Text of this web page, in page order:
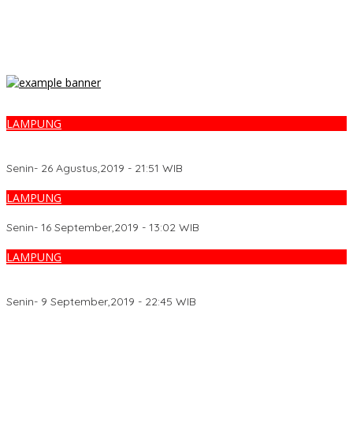
LAMPUNG
Senin- 26 Agustus,2019 - 21:51 WIB
LAMPUNG
Senin- 16 September,2019 - 13:02 WIB
LAMPUNG
Senin- 9 September,2019 - 22:45 WIB